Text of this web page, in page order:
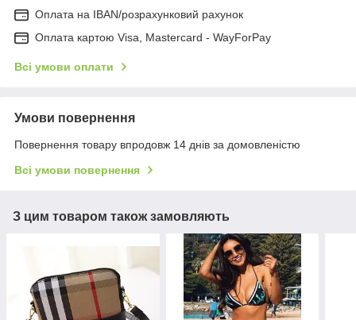
Оплата на IBAN/розрахунковий рахунок
Оплата картою Visa, Mastercard - WayForPay
Всі умови оплати
Умови повернення
Повернення товару впродовж 14 днів за домовленістю
Всі умови повернення
З цим товаром також замовляють